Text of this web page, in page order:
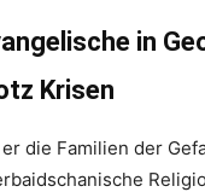
in
Krisen
er die Familien der